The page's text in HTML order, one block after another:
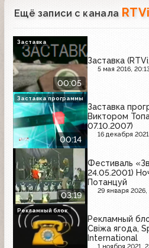
Ещё записи с канала RTVi
00:05
Заставка
5 мая 2016,
Заставка
00:14
Заставка
Виктором
07.10.2007)
16 декабря
Заставка программы
03:19
Фестиваль
24.05.2001)
Потанцуй
29 января 2026,
Рекламный
Свiжа ягода,
International
Рекламный блок